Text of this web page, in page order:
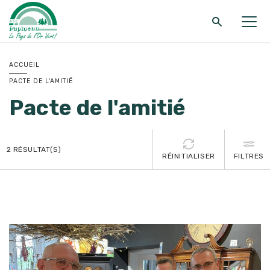
ACCUEIL
PACTE DE L'AMITIÉ
Pacte de l'amitié
2 RÉSULTAT(S)
RÉINITIALISER
FILTRES